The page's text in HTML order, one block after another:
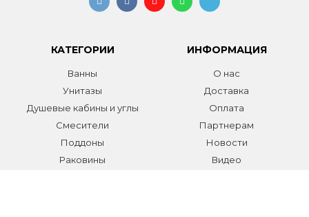
КАТЕГОРИИ
Ванны
Унитазы
Душевые кабины и углы
Смесители
Поддоны
Раковины
ИНФОРМАЦИЯ
О нас
Доставка
Оплата
Партнерам
Новости
Видео